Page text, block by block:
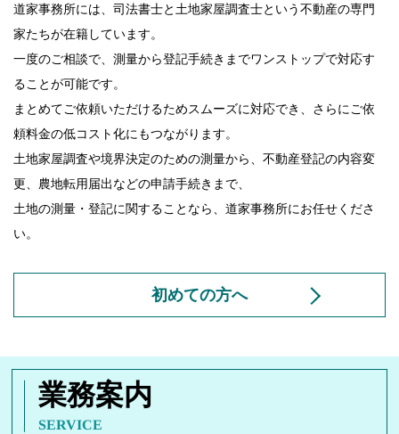
道家事務所には、司法書士と土地家屋調査士という不動産の専門
家たちが在籍しています。
一度のご相談で、測量から登記手続きまでワンストップで対応す
ることが可能です。
まとめてご依頼いただけるためスムーズに対応でき、さらにご依
頼料金の低コスト化にもつながります。
土地家屋調査や境界決定のための測量から、不動産登記の内容変
更、農地転用届出などの申請手続きまで、
土地の測量・登記に関することなら、道家事務所にお任せくださ
い。
初めての方へ
業務案内
SERVICE